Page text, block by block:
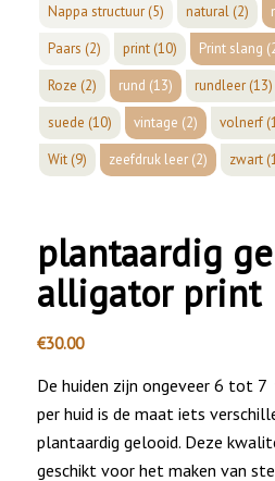
Nappa structuur(5) natural(2)
Paars (2) print(10) Print slang
Roze (2) rund (13) rundleer(13)
suede (10) vintage (2) volnerf
Wit(9) zeefdruk leer(2) zwart
plantaardig
alligator print
€30.00
De huiden zijn ongeveer 6 tot
per huid is de maat iets
plantaardig gelooid. Deze
geschikt voor het maken van